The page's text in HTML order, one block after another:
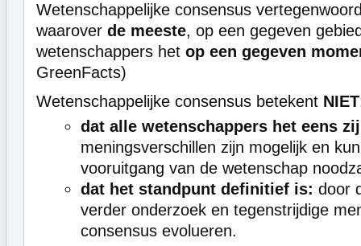
Wetenschappelijke consensus
waarover de meeste, op een gegeven
wetenschappers het op een gegeven
GreenFacts)
Wetenschappelijke consensus betekent NIET
dat alle wetenschappers het eens
meningsverschillen zijn mogelijk en
vooruitgang van de wetenschap
dat het standpunt definitief is: door
verder onderzoek en tegenstrijdige
consensus evolueren.